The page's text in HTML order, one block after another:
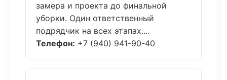
замера и проекта до финальной
уборки. Один ответственный
подрядчик на всех этапах....
Телефон: +7 (940) 941-90-40